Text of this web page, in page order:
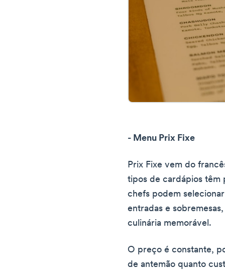
- Menu Prix Fixe
Prix Fixe vem do
tipos de cardápios têm
chefs podem
entradas e
culinária memorável.
O preço é constante,
de antemão quanto